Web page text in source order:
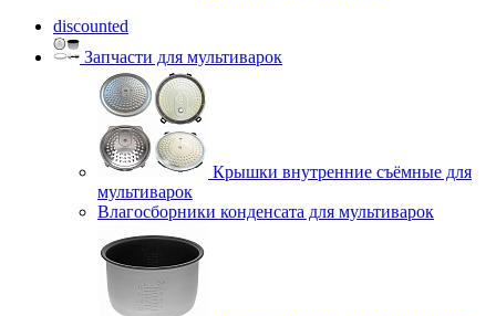
discounted
Запчасти для мультиварок
Крышки внутренние съёмные для
мультиварок
Влагосборники конденсата для мультиварок